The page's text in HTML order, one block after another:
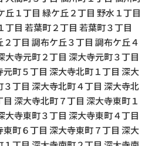
丘１丁目 緑ケ丘２丁目 野水１丁目
丁目 若葉町２丁目 若葉町３丁目
丁目 調布ケ丘３丁目 調布ケ丘４
大寺元町２丁目 深大寺元町３丁目
町５丁目 深大寺北町１丁目 深大
丁目 深大寺北町４丁目 深大寺北
深大寺北町７丁目 深大寺東町１
大寺東町３丁目 深大寺東町４丁目
町６丁目 深大寺東町７丁目 深大